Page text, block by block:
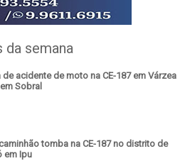
da semana
acidente de moto na CE-187 em Várzea
Sobral
tomba na CE-187 no distrito de
em Ipu